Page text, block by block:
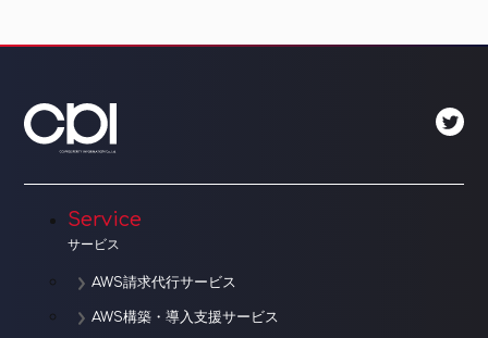
ビ
ゲ
ー
シ
ョ Service
サービス
AWS請求代行サービス
AWS構築・導入支援サービス